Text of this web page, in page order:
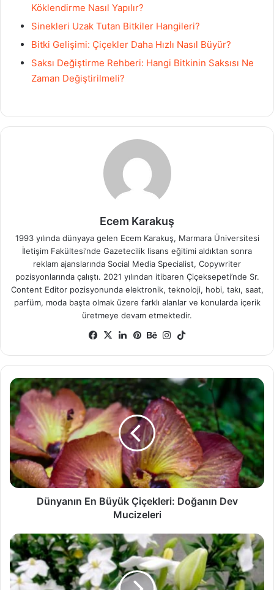
Köklendirme Nasıl Yapılır?
Sinekleri Uzak Tutan Bitkiler Hangileri?
Bitki Gelişimi: Çiçekler Daha Hızlı Nasıl Büyür?
Saksı Değiştirme Rehberi: Hangi Bitkinin Saksısı Ne
Zaman Değiştirilmeli?
Ecem Karakuş
1993 yılında dünyaya gelen Ecem Karakuş, Marmara Üniversitesi
İletişim Fakültesi’nde Gazetecilik lisans eğitimi aldıktan sonra
reklam ajanslarında Social Media Specialist, Copywriter
pozisyonlarında çalıştı. 2021 yılından itibaren Çiçeksepeti’nde Sr.
Content Editor pozisyonunda elektronik, teknoloji, hobi, takı, saat,
parfüm, moda başta olmak üzere farklı alanlar ve konularda içerik
üretmeye devam etmektedir.
Facebook
X LinkedIn
Pinterest
BehanceInstagram
Dünyanın
En
Büyük
Çiçekleri:
Doğanın
Dev
Mucizeleri
Dünyanın En Büyük Çiçekleri: Doğanın Dev
Mucizeleri
Gardenya
Çiçeği
Nasıl
Yetiştirilir?